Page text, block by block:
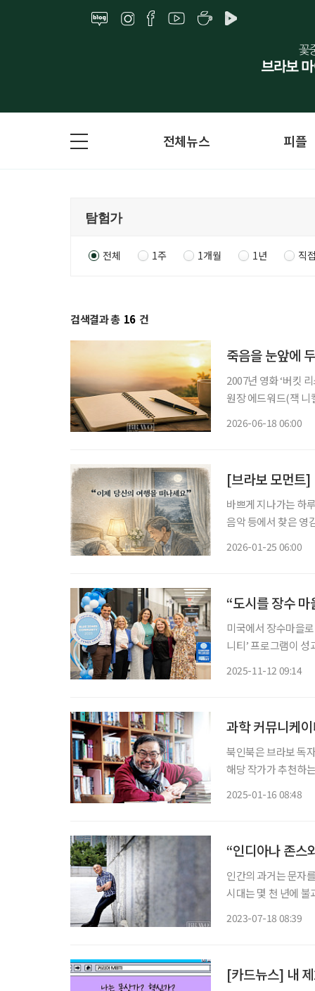
전체뉴스 피플
전체 1주 1개월 1년 직
검색결과 총 16 건
죽음을 눈앞에
2007년 영화 ‘버킷
원장 에드워드(잭 니
2026-06-18 06:00
[브라보 모먼트
바쁘게 지나가는 하
음악 등에서 찾은 영감의 한
2026-01-25 06:00
“도시를 장수
미국에서 장수마을
니티’ 프로그램이
2025-11-12 09:14
과학 커뮤니케
북인북은 브라보 독
해당 작가가 추천하는 책들도 함께 즐겨
2025-01-16 08:48
“인디아나 존스
인간의 과거는 문자
시대는 몇 천 년에 불
2023-07-18 08:39
[카드뉴스] 내